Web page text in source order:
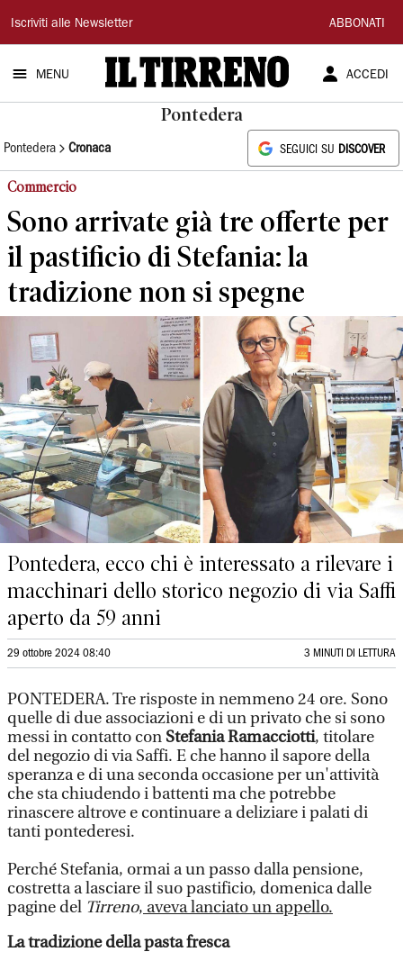
Il
Tirreno
Iscriviti alle Newsletter ABBONATI
MENU ACCEDI
Pontedera
Pontedera Cronaca SEGUICI SU DISCOVER
Commercio
Sono arrivate già tre offerte per
il pastificio di Stefania: la
tradizione non si spegne
Pontedera, ecco chi è interessato a rilevare i
macchinari dello storico negozio di via Saffi
aperto da 59 anni
29 ottobre 2024 08:40 3 MINUTI DI LETTURA
PONTEDERA. Tre risposte in nemmeno 24 ore. Sono
quelle di due associazioni e di un privato che si sono
messi in contatto con Stefania Ramacciotti, titolare
del negozio di via Saffi. E che hanno il sapore della
speranza e di una seconda occasione per un'attività
che sta chiudendo i battenti ma che potrebbe
rinascere altrove e continuare a deliziare i palati di
tanti pontederesi.
Perché Stefania, ormai a un passo dalla pensione,
costretta a lasciare il suo pastificio, domenica dalle
pagine del Tirreno, aveva lanciato un appello.
La tradizione della pasta fresca